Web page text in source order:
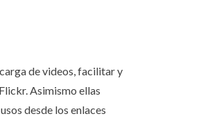
de videos, facilitar y
Asimismo ellas
desde los enlaces